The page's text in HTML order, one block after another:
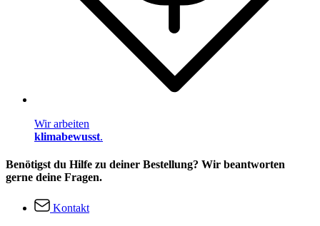
Wir arbeiten
klimabewusst.
Benötigst du Hilfe zu deiner Bestellung? Wir beantworten
gerne deine Fragen.
Kontakt